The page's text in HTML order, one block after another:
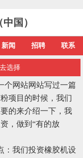
国）
新闻 招聘 联系
选择
网站网站写过一篇
项目的时候，我们
的来介绍一下，我
，做到“有的放
我们投资橡胶机设